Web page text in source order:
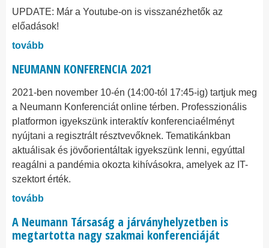
UPDATE: Már a Youtube-on is visszanézhetők az
előadások!
tovább
NEUMANN KONFERENCIA 2021
2021-ben november 10-én (14:00-tól 17:45-ig) tartjuk meg
a Neumann Konferenciát online térben. Professzionális
platformon igyekszünk interaktív konferenciaélményt
nyújtani a regisztrált résztvevőknek. Tematikánkban
aktuálisak és jövőorientáltak igyekszünk lenni, egyúttal
reagálni a pandémia okozta kihívásokra, amelyek az IT-
szektort érték.
tovább
A Neumann Társaság a járványhelyzetben is
megtartotta nagy szakmai konferenciáját